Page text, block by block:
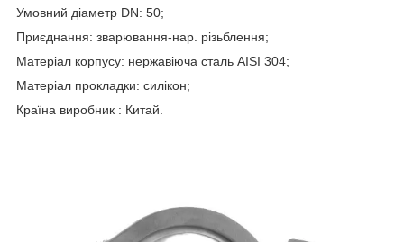
Умовний діаметр DN: 50;
Приєднання: зварювання-нар. різьблення;
Матеріал корпусу: нержавіюча сталь AISI 304;
Матеріал прокладки: силікон;
Країна виробник : Китай.